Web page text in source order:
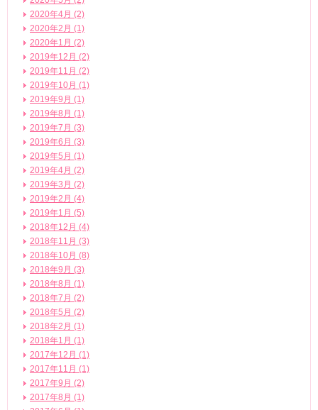
2020年4月 (2)
2020年2月 (1)
2020年1月 (2)
2019年12月 (2)
2019年11月 (2)
2019年10月 (1)
2019年9月 (1)
2019年8月 (1)
2019年7月 (3)
2019年6月 (3)
2019年5月 (1)
2019年4月 (2)
2019年3月 (2)
2019年2月 (4)
2019年1月 (5)
2018年12月 (4)
2018年11月 (3)
2018年10月 (8)
2018年9月 (3)
2018年8月 (1)
2018年7月 (2)
2018年5月 (2)
2018年2月 (1)
2018年1月 (1)
2017年12月 (1)
2017年11月 (1)
2017年9月 (2)
2017年8月 (1)